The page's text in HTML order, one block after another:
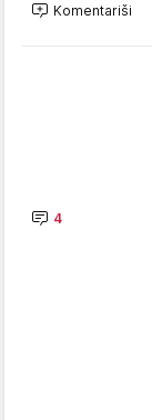
Komentariši
4